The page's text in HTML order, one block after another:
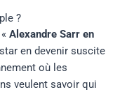
?
Alexandre Sarr en
en devenir suscite
où les
veulent savoir qui